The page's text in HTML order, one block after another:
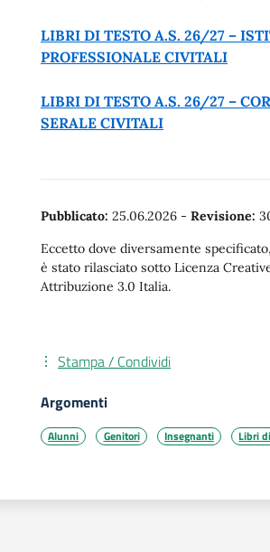
LIBRI DI TESTO A.S. 26/27 –
PROFESSIONALE CIVITALI
LIBRI DI TESTO A.S. 26/27 –
SERALE CIVITALI
Pubblicato: 25.06.2026 - Revisione:
Eccetto dove diversamente
è stato rilasciato sotto Licenza
Attribuzione 3.0 Italia.
Stampa / Condividi
Argomenti
Alunni Genitori Insegnanti Libri